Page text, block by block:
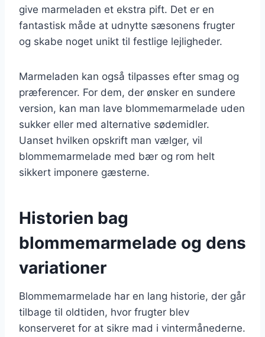
give marmeladen et ekstra pift. Det er en
fantastisk måde at udnytte sæsonens frugter
og skabe noget unikt til festlige lejligheder.
Marmeladen kan også tilpasses efter smag og
præferencer. For dem, der ønsker en sundere
version, kan man lave blommemarmelade uden
sukker eller med alternative sødemidler.
Uanset hvilken opskrift man vælger, vil
blommemarmelade med bær og rom helt
sikkert imponere gæsterne.
Historien bag
blommemarmelade og dens
variationer
Blommemarmelade har en lang historie, der går
tilbage til oldtiden, hvor frugter blev
konserveret for at sikre mad i vintermånederne.